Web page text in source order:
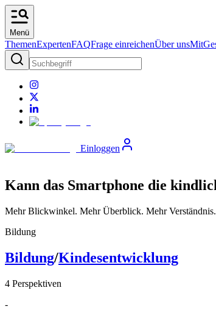
Menü
ThemenExpertenFAQFrage einreichenÜber uns
Einloggen
Kann das Smartphone die
Mehr Blickwinkel. Mehr Überblick. Mehr Verständnis.
Bildung
Bildung/Kindesentwicklung
4 Perspektiven
-